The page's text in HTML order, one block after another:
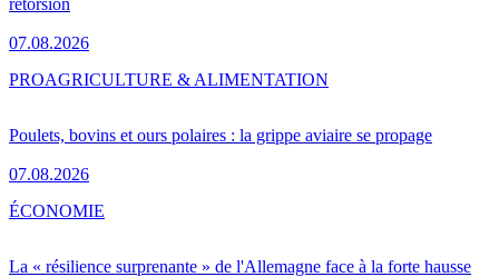
07.08.2026
Poulets, bovins et ours polaires : la grippe aviaire se propage
07.08.2026
PROAGRICULTURE & ALIMENTATION
La « résilience surprenante » de l'Allemagne face à la forte hausse
ÉCONOMIE